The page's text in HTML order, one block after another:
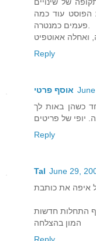
הפוסט עוד כמה
Reply
אוסף פרטי
כשהן באות לך
Reply
Tal June 29,
המון בהצלחה